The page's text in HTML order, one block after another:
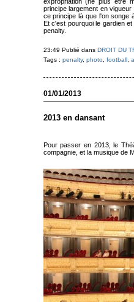
principe largement en
ce principe là que l'on songe
Et c'est pourquoi le gardien
penalty.
23:49 Publié dans DROIT DU
Tags : penalty, photo football,
01/01/2013
2013 en dansant
Pour passer en 2013, le
compagnie, et la musique de